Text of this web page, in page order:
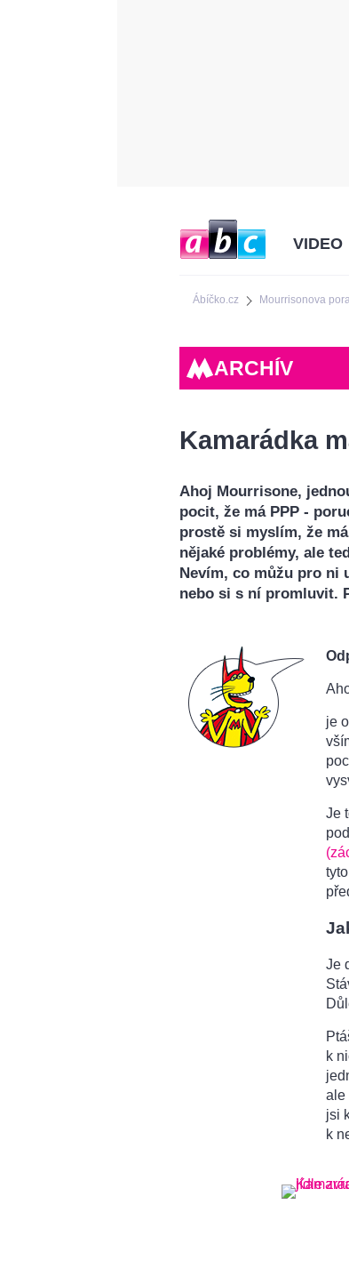
Ábíčko.cz Mourrisonova
VIDEO
ARCHÍV
Kamarádka
Ahoj Mourrisone,
pocit, že má PPP -
prostě si myslím, že
nějaké problémy, ale
Nevím, co můžu pro ni
nebo si s ní promluvit.
je
Je
Je
k
ale
jsi
k